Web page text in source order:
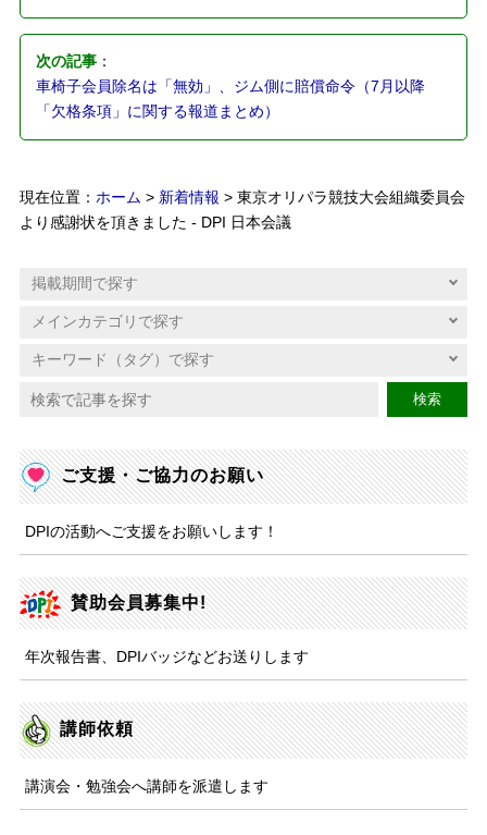
次の記事：
車椅子会員除名は「無効」、ジム側に賠償命令（7月以降
「欠格条項」に関する報道まとめ）
現在位置： ホーム > 新着情報 > 東京オリパラ競技大会組織委員会
より感謝状を頂きました - DPI 日本会議
検索
ご支援・ご協力のお願い
DPIの活動へご支援をお願いします！
賛助会員募集中!
年次報告書、DPIバッジなどお送りします
講師依頼
講演会・勉強会へ講師を派遣します